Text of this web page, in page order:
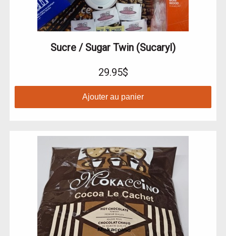
29.95$
Sucre / Sugar Twin (Sucaryl)
Ajouter au panier